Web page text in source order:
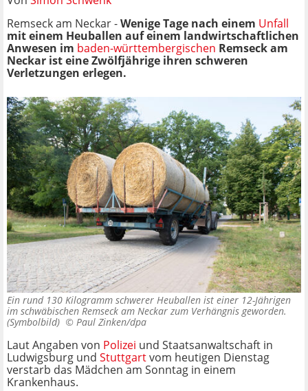
Remseck am Neckar -Wenige Tage nach einem Unfall
mit einem Heuballen auf einem landwirtschaftlichen
Anwesen im baden-württembergischen Remseck am
Neckar ist eine Zwölfjährige ihren schweren
Verletzungen erlegen.
Ein rund 130 Kilogramm schwerer Heuballen ist einer 12-Jährigen
im schwäbischen Remseck am Neckar zum Verhängnis geworden.
(Symbolbild) © Paul Zinken/dpa
Laut Angaben von Polizei und Staatsanwaltschaft in
Ludwigsburg und Stuttgartvom heutigen Dienstag
verstarb das Mädchen am Sonntag in einem
Krankenhaus.